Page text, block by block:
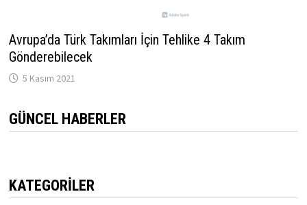
Avrupa’da Türk Takımları İçin Tehlike 4 Takım
Gönderebilecek
5 Kasım 2021
GÜNCEL HABERLER
KATEGORILER